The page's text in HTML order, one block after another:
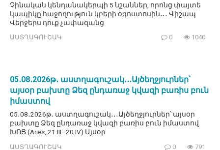
Չինական կենդանակերպի 5 նշաններ, որոնց փայտե
կապիկը հաջողություն կբերի օգոստոսին․․․ Վիշապ
Վերջերս դուք չափազանց
ԱՍՏՂԱԳՈՒՇԱԿ 0 1040
05․08․2026թ․ աստղագուշակ․․․Այծեղջյուրներ՝
այսօր բախտը Ձեզ ընդառաջ կվազի բառիս բուն
իմաստով
05․08․2026թ․ աստղագուշակ․․․Այծեղջյուրներ՝ այսօր
բախտը Ձեզ ընդառաջ կվազի բառիս բուն իմաստով
ԽՈՅ (Aries, 21.III–20.IV) Այսօր
ԱՍՏՂԱԳՈՒՇԱԿ 0 791